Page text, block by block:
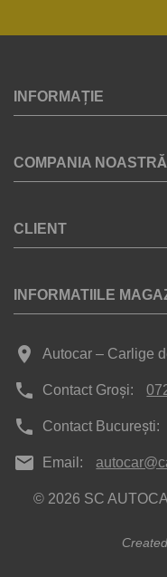
INFORMAȚIE
COMPANIA NOASTRĂ
CLIENT
INFORMATIILE
place Autocar – Carlige
phone Contact Groși:
phone Contact București:
mail Email:
© 2026 SC